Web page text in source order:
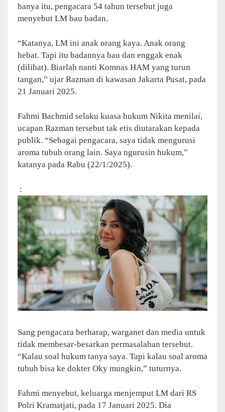
hanya itu, pengacara 54 tahun tersebut juga
menyebut LM bau badan.
“Katanya, LM ini anak orang kaya. Anak orang
hebat. Tapi itu badannya bau dan enggak enak
(dilihat). Biarlah nanti Komnas HAM yang turun
tangan,” ujar Razman di kawasan Jakarta Pusat, pada
21 Januari 2025.
Fahmi Bachmid selaku kuasa hukum Nikita menilai,
ucapan Razman tersebut tak etis diutarakan kepada
publik. “Sebagai pengacara, saya tidak mengurusi
aroma tubuh orang lain. Saya ngurusin hukum,”
katanya pada Rabu (22/1/2025).
:
Sang pengacara berharap, warganet dan media untuk
tidak membesar-besarkan permasalahan tersebut.
“Kalau soal hukum tanya saya. Tapi kalau soal aroma
tubuh bisa ke dokter Oky mungkin,” tuturnya.
Fahmi menyebut, keluarga menjemput LM dari RS
Polri Kramatjati, pada 17 Januari 2025. Dia